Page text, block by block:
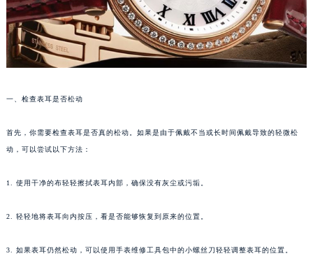
一、检查表耳是否松动
首先，你需要检查表耳是否真的松动。如果是由于佩戴不当或长时间佩戴导致的轻微松
动，可以尝试以下方法：
1. 使用干净的布轻轻擦拭表耳内部，确保没有灰尘或污垢。
2. 轻轻地将表耳向内按压，看是否能够恢复到原来的位置。
3. 如果表耳仍然松动，可以使用手表维修工具包中的小螺丝刀轻轻调整表耳的位置。